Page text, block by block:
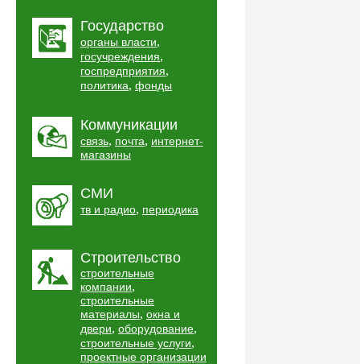
Государство
органы власти,
госучреждения,
госпредприятия,
политика, фонды
Коммуникации
связь, почта, интернет-
магазины
СМИ
тв и радио, периодика
Строительство
строительные
компании,
строительные
материалы, окна и
двери, оборудование,
строительные услуги,
проектные организации